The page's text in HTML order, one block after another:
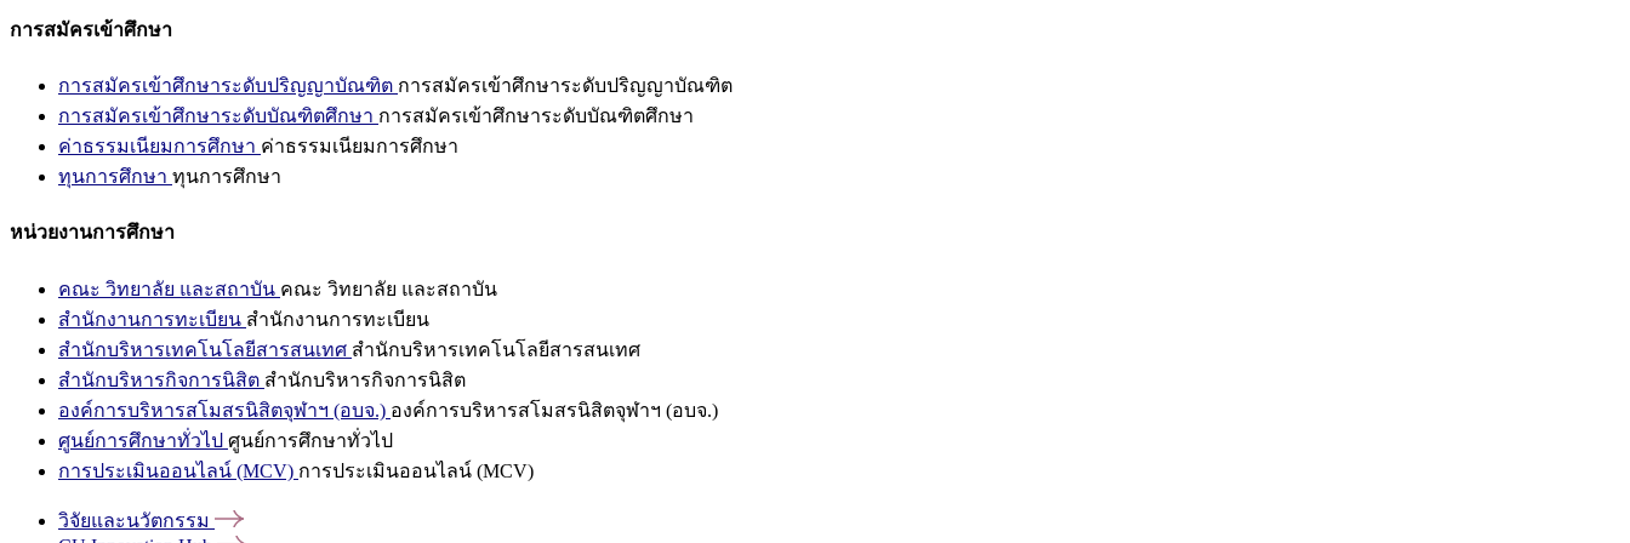
การสมัครเข้าศึกษา
การสมัครเข้าศึกษาระดับปริญญาบัณฑิต การสมัครเข้าศึกษาระดับปริญญาบัณฑิต
การสมัครเข้าศึกษาระดับบัณฑิตศึกษา การสมัครเข้าศึกษาระดับบัณฑิตศึกษา
ค่าธรรมเนียมการศึกษา ค่าธรรมเนียมการศึกษา
ทุนการศึกษา ทุนการศึกษา
หน่วยงานการศึกษา
คณะ วิทยาลัย และสถาบัน คณะ วิทยาลัย และสถาบัน
สำนักงานการทะเบียน สำนักงานการทะเบียน
สำนักบริหารเทคโนโลยีสารสนเทศ สำนักบริหารเทคโนโลยีสารสนเทศ
สำนักบริหารกิจการนิสิต สำนักบริหารกิจการนิสิต
องค์การบริหารสโมสรนิสิตจุฬาฯ (อบจ.) องค์การบริหารสโมสรนิสิตจุฬาฯ (อบจ.)
ศูนย์การศึกษาทั่วไป ศูนย์การศึกษาทั่วไป
การประเมินออนไลน์ (MCV) การประเมินออนไลน์ (MCV)
วิจัยและนวัตกรรม